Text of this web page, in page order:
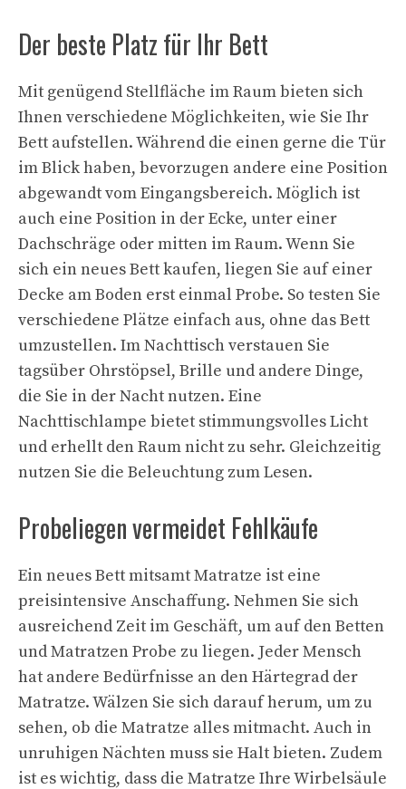
Der beste Platz für Ihr Bett
Mit genügend Stellfläche im Raum bieten sich
Ihnen verschiedene Möglichkeiten, wie Sie Ihr
Bett aufstellen. Während die einen gerne die Tür
im Blick haben, bevorzugen andere eine Position
abgewandt vom Eingangsbereich. Möglich ist
auch eine Position in der Ecke, unter einer
Dachschräge oder mitten im Raum. Wenn Sie
sich ein neues Bett kaufen, liegen Sie auf einer
Decke am Boden erst einmal Probe. So testen Sie
verschiedene Plätze einfach aus, ohne das Bett
umzustellen. Im Nachttisch verstauen Sie
tagsüber Ohrstöpsel, Brille und andere Dinge,
die Sie in der Nacht nutzen. Eine
Nachttischlampe bietet stimmungsvolles Licht
und erhellt den Raum nicht zu sehr. Gleichzeitig
nutzen Sie die Beleuchtung zum Lesen.
Probeliegen vermeidet Fehlkäufe
Ein neues Bett mitsamt Matratze ist eine
preisintensive Anschaffung. Nehmen Sie sich
ausreichend Zeit im Geschäft, um auf den Betten
und Matratzen Probe zu liegen. Jeder Mensch
hat andere Bedürfnisse an den Härtegrad der
Matratze. Wälzen Sie sich darauf herum, um zu
sehen, ob die Matratze alles mitmacht. Auch in
unruhigen Nächten muss sie Halt bieten. Zudem
ist es wichtig, dass die Matratze Ihre Wirbelsäule